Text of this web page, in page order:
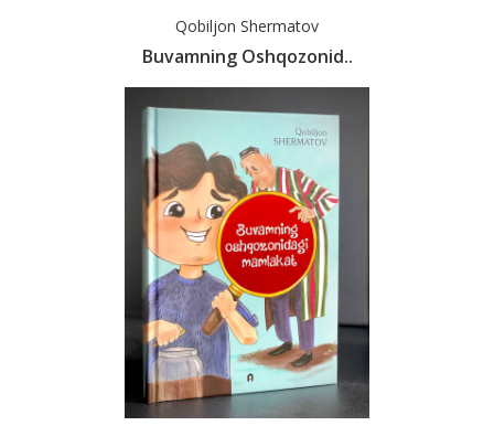
Qobiljon Shermatov
Buvamning Oshqozonid..